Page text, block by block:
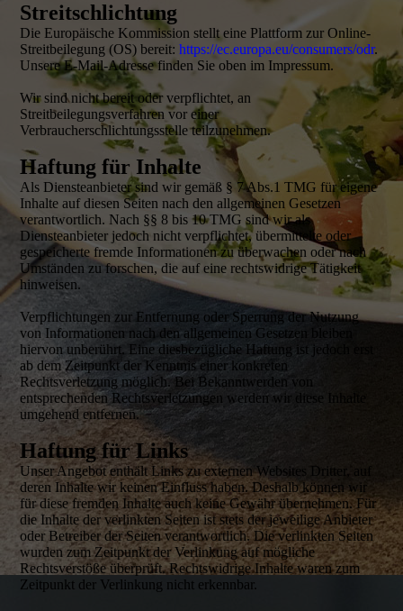
Streitschlichtung
Die Europäische Kommission stellt eine Plattform zur Online-
Streitbeilegung (OS) bereit:https://ec.europa.eu/consumers/odr.
Unsere E-Mail-Adresse finden Sie oben im Impressum.
Wir sind nicht bereit oder verpflichtet, an
Streitbeilegungsverfahren vor einer
Verbraucherschlichtungsstelle teilzunehmen.
Haftung für Inhalte
Als Diensteanbieter sind wir gemäß § 7 Abs.1 TMG für eigene
Inhalte auf diesen Seiten nach den allgemeinen Gesetzen
verantwortlich. Nach §§ 8 bis 10 TMG sind wir als
Diensteanbieter jedoch nicht verpflichtet, übermittelte oder
gespeicherte fremde Informationen zu überwachen oder nach
Umständen zu forschen, die auf eine rechtswidrige Tätigkeit
hinweisen.
Verpflichtungen zur Entfernung oder Sperrung der Nutzung
von Informationen nach den allgemeinen Gesetzen bleiben
hiervon unberührt. Eine diesbezügliche Haftung ist jedoch erst
ab dem Zeitpunkt der Kenntnis einer konkreten
Rechtsverletzung möglich. Bei Bekanntwerden von
entsprechenden Rechtsverletzungen werden wir diese Inhalte
umgehend entfernen.
Haftung für Links
Unser Angebot enthält Links zu externen Websites Dritter, auf
deren Inhalte wir keinen Einfluss haben. Deshalb können wir
für diese fremden Inhalte auch keine Gewähr übernehmen. Für
die Inhalte der verlinkten Seiten ist stets der jeweilige Anbieter
oder Betreiber der Seiten verantwortlich. Die verlinkten Seiten
wurden zum Zeitpunkt der Verlinkung auf mögliche
Rechtsverstöße überprüft. Rechtswidrige Inhalte waren zum
Zeitpunkt der Verlinkung nicht erkennbar.